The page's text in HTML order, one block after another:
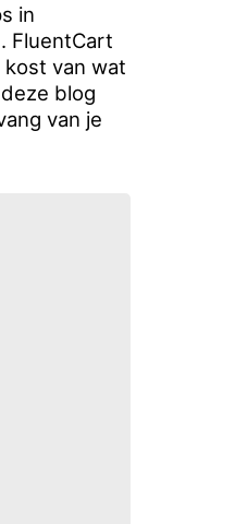
in
FluentCart
van wat
blog
van je